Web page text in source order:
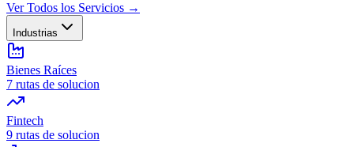
Ver Todos los Servicios →
Industrias
Bienes Raíces
7 rutas de solucion
Fintech
9 rutas de solucion